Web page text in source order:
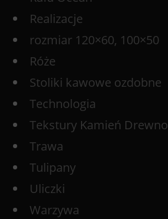
Realizacje
rozmiar 120×60, 100×50
Róże
Stoliki kawowe ozdobne
Technologia
Tekstury Kamień Drewno
Trawa
Tulipany
Uliczki
Warzywa